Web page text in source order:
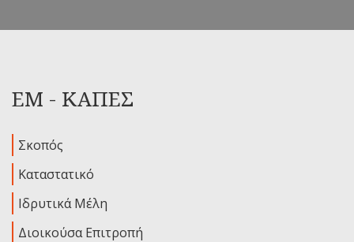
ΕΜ - ΚΑΠΕΣ
Σκοπός
Καταστατικό
Ιδρυτικά Μέλη
Διοικούσα Επιτροπή